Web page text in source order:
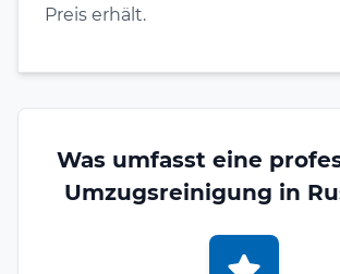
Preis erhält.
Was umfasst eine
Umzugsreinigung in